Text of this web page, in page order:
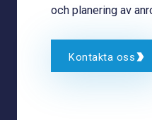
och planering av
Kontakta oss